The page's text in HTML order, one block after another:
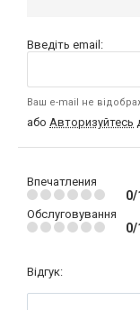
Введіть email:
Ваш e-mail не
або Авторизуйтесь
Впечатления
0/
Обслуговування
0/
Відгук: